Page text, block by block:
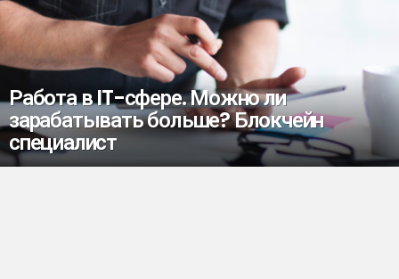
Работа в IT-сфере. Можно ли
зарабатывать больше? Блокчейн
специалист